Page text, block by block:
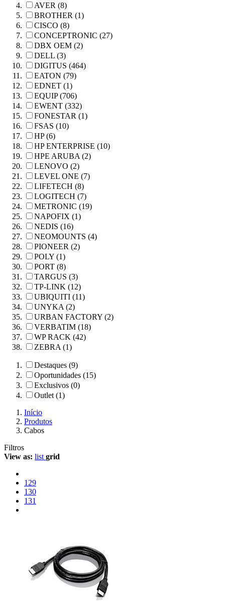
AVER (8)
BROTHER (1)
CISCO (8)
CONCEPTRONIC (27)
DBX OEM (2)
DELL (3)
DIGITUS (464)
EATON (79)
EDNET (1)
EQUIP (706)
EWENT (332)
FONESTAR (1)
FSAS (10)
HP (6)
HP ENTERPRISE (10)
HPE ARUBA (2)
LENOVO (2)
LEVEL ONE (7)
LIFETECH (8)
LOGITECH (7)
METRONIC (19)
NAPOFIX (1)
NEDIS (16)
NEOMOUNTS (4)
PIONEER (2)
POLY (1)
PORT (8)
TARGUS (3)
TP-LINK (12)
UBIQUITI (11)
UNYKA (2)
URBAN FACTORY (2)
VERBATIM (18)
WP RACK (42)
ZEBRA (1)
Destaques (9)
Oportunidades (15)
Exclusivos (0)
Outlet (1)
Início
Produtos
Cabos
Filtros
View as: list grid
129
130
131